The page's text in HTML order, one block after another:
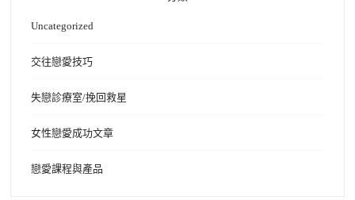
Uncategorized
交往戀愛技巧
失戀診療室/挽回救星
女性戀愛成功文章
戀愛課程與產品